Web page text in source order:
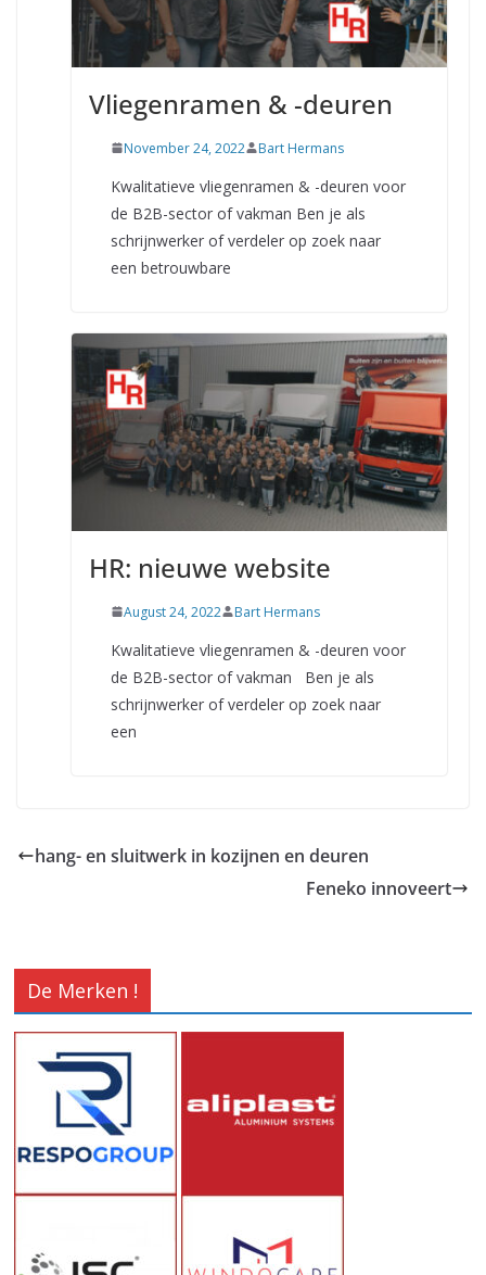
Vliegenramen & -deuren
November 24, 2022 Bart Hermans
Kwalitatieve vliegenramen & -deuren voor
de B2B-sector of vakman Ben je als
schrijnwerker of verdeler op zoek naar
een betrouwbare
HR: nieuwe website
August 24, 2022 Bart Hermans
Kwalitatieve vliegenramen & -deuren voor
de B2B-sector of vakman Ben je als
schrijnwerker of verdeler op zoek naar
een
hang- en sluitwerk in kozijnen en deuren
Feneko innoveert
De Merken !